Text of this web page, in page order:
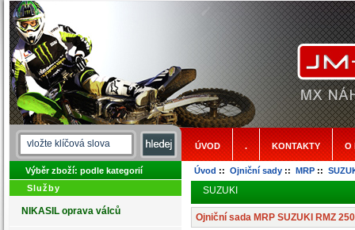
ÚVOD . KONTAKTY O
Výběr zboží: podle kategorií
Služby
NIKASIL oprava válců
Úvod :: Ojniční sady:: MRP::
SUZUKI
Ojniční sada MRP SUZUKI RMZ